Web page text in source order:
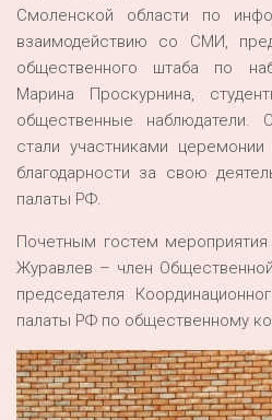
Смоленской области по
взаимодействию со СМИ,
общественного штаба по
Марина Проскурнина,
общественные
стали участниками
благодарности за свою
палаты РФ.
Почетным гостем
Журавлев – член
председателя
палаты РФ по общественному